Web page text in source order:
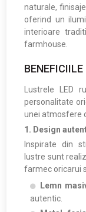
naturale,
oferind un
interioare
farmhouse.
Lustrele LED
personalitate
unei atmosfere
1. Design
Inspirate din
lustre sunt
farmec oricarui
Lemn
autentic.